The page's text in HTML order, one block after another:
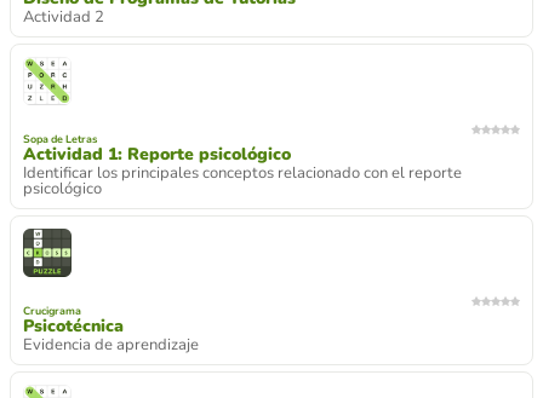
Actividad 2
Sopa de Letras
Actividad 1: Reporte psicológico
Identificar los principales conceptos relacionado con el reporte
psicológico
Crucigrama
Psicotécnica
Evidencia de aprendizaje